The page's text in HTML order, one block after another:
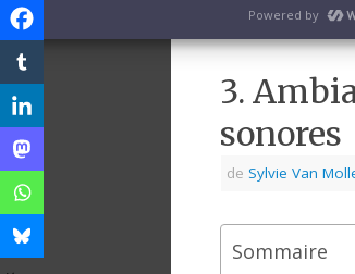
3.
sonores
de Sylvie Van
Sommaire